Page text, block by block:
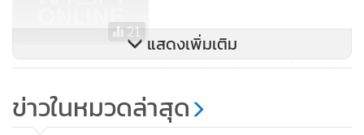
แผ่นดินเพื่อที่จะสืบความลับของธาน ที่บอกว่าพ่อธานเป็นคน
ไทย ธานเป็นคนไทยแล้วเมคขึ้นมา ธานคิดว่ามันมากเกินไป
ไปแล้ว ทุกคนบอกว่าธานเป็นคนของสาธารณะ แต่ว่าหัวใจธาน
ไม่ได้เป็นของสาธารณะ ที่จะให้ทุกคนมาย่ำยีได้นะครับ”
21
313
สท.ถอดสิทธิ “นาธาน” พ้นเยาวชน
แพ่ง-อาญาจอมลวงโลก และพีอาร์
แสดงเพิ่มเติม
ข่าวในหมวดล่าสุด